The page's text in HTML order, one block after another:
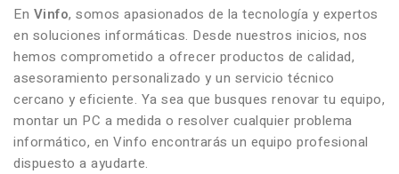
En Vinfo, somos apasionados de la tecnología y expertos
en soluciones informáticas. Desde nuestros inicios, nos
hemos comprometido a ofrecer productos de calidad,
asesoramiento personalizado y un servicio técnico
cercano y eficiente. Ya sea que busques renovar tu equipo,
montar un PC a medida o resolver cualquier problema
informático, en Vinfo encontrarás un equipo profesional
dispuesto a ayudarte.